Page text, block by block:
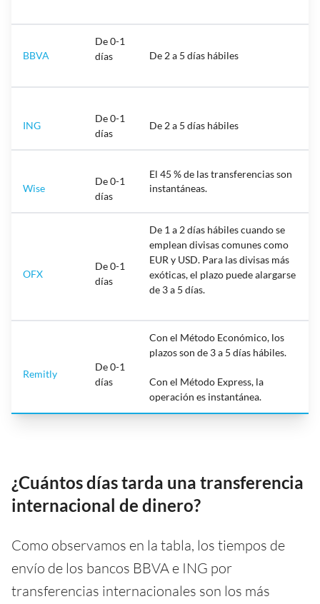
BBVA
De 0-1
días
De 2 a 5 días hábiles
ING
De 0-1
días
De 2 a 5 días hábiles
Wise
De 0-1
días
El 45 % de las transferencias son
instantáneas.
OFX
De 0-1
días
De 1 a 2 días hábiles cuando se
emplean divisas comunes como
EUR y USD. Para las divisas más
exóticas, el plazo puede alargarse
de 3 a 5 días.
Remitly
De 0-1
días
Con el Método Económico, los
plazos son de 3 a 5 días hábiles.
Con el Método Express, la
operación es instantánea.
¿Cuántos días tarda una transferencia
internacional de dinero?
Como observamos en la tabla, los tiempos de
envío de los bancos BBVA e ING por
transferencias internacionales son los más